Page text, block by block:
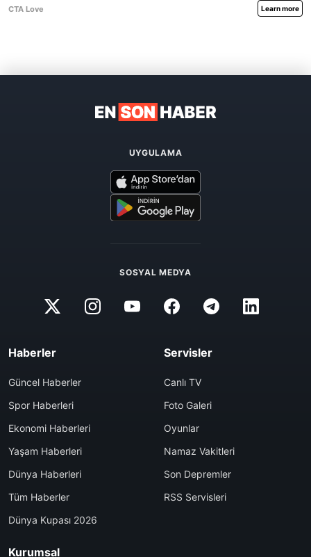
UYGULAMA
SOSYAL MEDYA
Haberler
Güncel Haberler
Spor Haberleri
Ekonomi Haberleri
Yaşam Haberleri
Dünya Haberleri
Tüm Haberler
Dünya Kupası 2026
Servisler
Canlı TV
Foto Galeri
Oyunlar
Namaz Vakitleri
Son Depremler
RSS Servisleri
Kurumsal